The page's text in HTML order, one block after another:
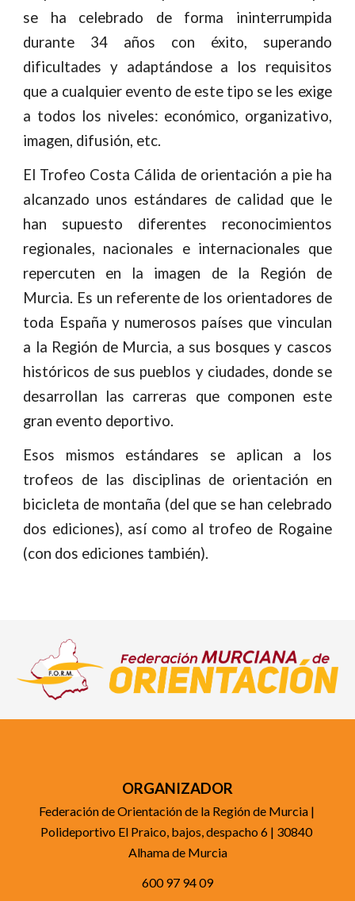
se ha celebrado de forma ininterrumpida
durante 34 años con éxito, superando
dificultades y adaptándose a los requisitos
que a cualquier evento de este tipo se les exige
a todos los niveles: económico, organizativo,
imagen, difusión, etc.
El Trofeo Costa Cálida de orientación a pie ha
alcanzado unos estándares de calidad que le
han supuesto diferentes reconocimientos
regionales, nacionales e internacionales que
repercuten en la imagen de la Región de
Murcia. Es un referente de los orientadores de
toda España y numerosos países que vinculan
a la Región de Murcia, a sus bosques y cascos
históricos de sus pueblos y ciudades, donde se
desarrollan las carreras que componen este
gran evento deportivo.
Esos mismos estándares se aplican a los
trofeos de las disciplinas de orientación en
bicicleta de montaña (del que se han celebrado
dos ediciones), así como al trofeo de Rogaine
(con dos ediciones también).
ORGANIZADOR
Federación de Orientación de la Región de Murcia |
Polideportivo El Praico, bajos, despacho 6 | 30840
Alhama de Murcia
600 97 94 09